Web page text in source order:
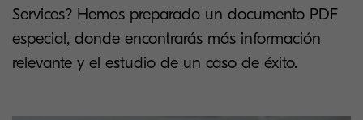
Services? Hemos preparado un documento PDF
especial, donde encontrarás más información
relevante y el estudio de un caso de éxito.